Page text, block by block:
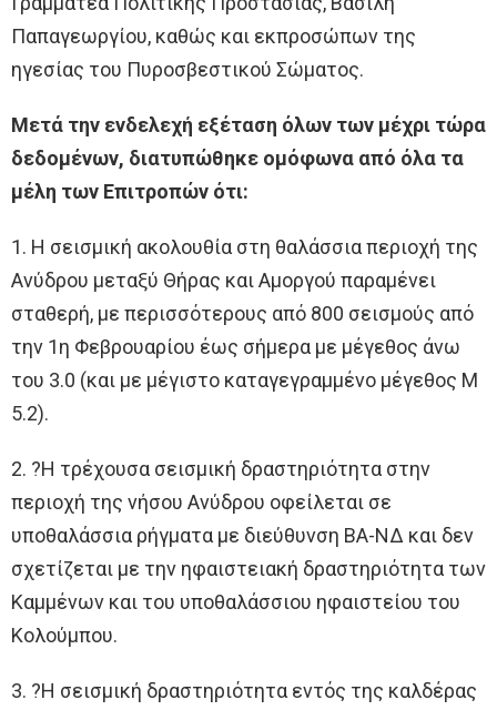
Παπαγεωργίου, καθώς και εκπροσώπων της
ηγεσίας του Πυροσβεστικού Σώματος.
Μετά την ενδελεχή εξέταση όλων των μέχρι τώρα
δεδομένων, διατυπώθηκε ομόφωνα από όλα τα
μέλη των Επιτροπών ότι:
1. Η σεισμική ακολουθία στη θαλάσσια περιοχή της
Ανύδρου μεταξύ Θήρας και Αμοργού παραμένει
σταθερή, με περισσότερους από 800 σεισμούς από
την 1η Φεβρουαρίου έως σήμερα με μέγεθος άνω
του 3.0 (και με μέγιστο καταγεγραμμένο μέγεθος Μ
5.2).
2. ?Η τρέχουσα σεισμική δραστηριότητα στην
περιοχή της νήσου Ανύδρου οφείλεται σε
υποθαλάσσια ρήγματα με διεύθυνση ΒΑ-ΝΔ και δεν
σχετίζεται με την ηφαιστειακή δραστηριότητα των
Καμμένων και του υποθαλάσσιου ηφαιστείου του
Κολούμπου.
3. ?Η σεισμική δραστηριότητα εντός της καλδέρας